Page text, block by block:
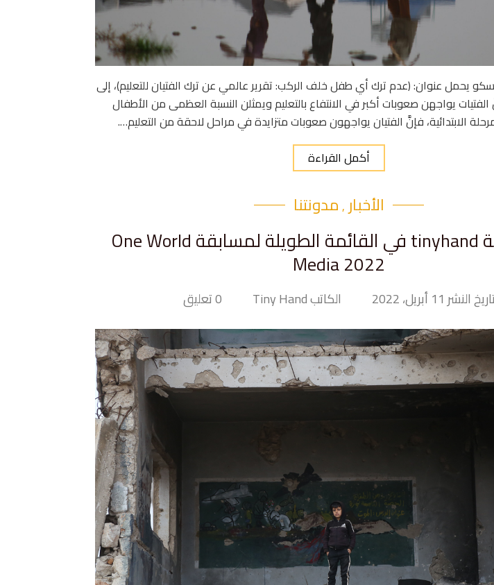
يحمل عنوان: (عدم ترك أي طفل خلف الركب: تقرير عالمي عن ترك الفتيان للتعليم)، إلى
يواجهن صعوبات أكبر في الانتفاع بالتعليم ويمثلن النسبة العظمى من الأطفال
الابتدائية، فإنَّ الفتيان يواجهون صعوبات متزايدة في مراحل لاحقة من التعليم….
أكمل القراءة
الأخبار,مدونتنا
اختيار منصة tinyhand في القائمة الطويلة لمسابقة One World
Media 2022
تاريخ النشر 11 أبريل، 2022 الكاتب Tiny Hand 0 تعليق